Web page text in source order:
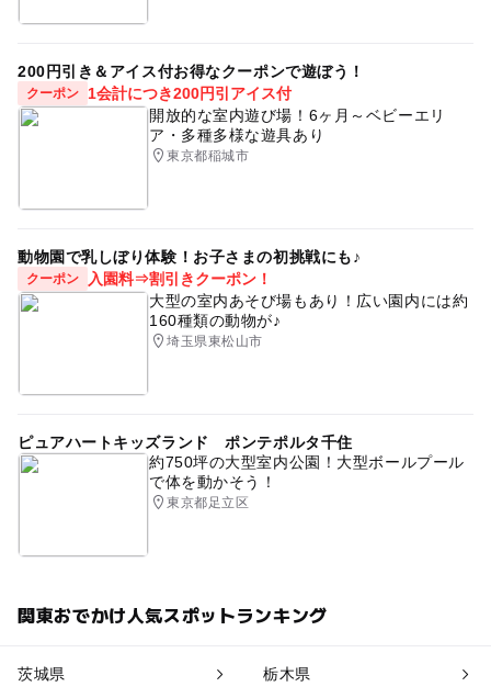
200円引き＆アイス付お得なクーポンで遊ぼう！
クーポン
1会計につき200円引アイス付
開放的な室内遊び場！6ヶ月～ベビーエリ
ア・多種多様な遊具あり
東京都稲城市
動物園で乳しぼり体験！お子さまの初挑戦にも♪
クーポン
入園料⇒割引きクーポン！
大型の室内あそび場もあり！広い園内には約
160種類の動物が♪
埼玉県東松山市
ピュアハートキッズランド ポンテポルタ千住
約750坪の大型室内公園！大型ボールプール
で体を動かそう！
東京都足立区
関東おでかけ人気スポットランキング
茨城県 栃木県